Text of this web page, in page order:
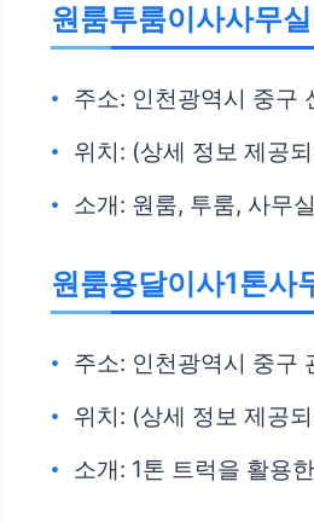
원룸투룸이사사무
주소: 인천광역시 중구
위치: (상세 정보 제공
소개: 원룸, 투룸, 사무
원룸용달이사1톤사
주소: 인천광역시 중구
위치: (상세 정보 제공
소개: 1톤 트럭을 활용